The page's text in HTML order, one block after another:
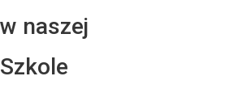
w naszej
Szkole